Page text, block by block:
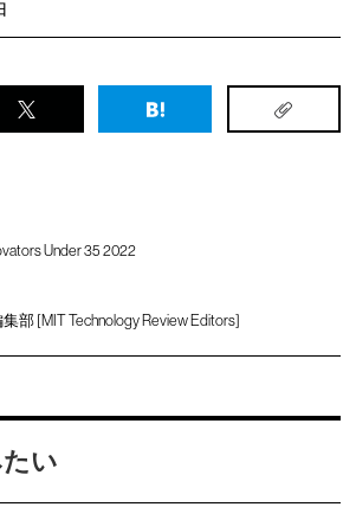
Under 35 2022
部 [MIT Technology Review Editors]
い